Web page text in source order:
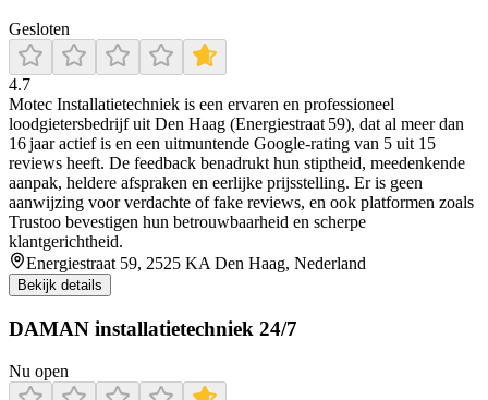
Gesloten
4.7
Motec Installatietechniek is een ervaren en professioneel
loodgietersbedrijf uit Den Haag (Energiestraat 59), dat al meer dan
16 jaar actief is en een uitmuntende Google-rating van 5 uit 15
reviews heeft. De feedback benadrukt hun stiptheid, meedenkende
aanpak, heldere afspraken en eerlijke prijsstelling. Er is geen
aanwijzing voor verdachte of fake reviews, en ook platformen zoals
Trustoo bevestigen hun betrouwbaarheid en scherpe
klantgerichtheid.
Energiestraat 59, 2525 KA Den Haag, Nederland
Bekijk details
DAMAN installatietechniek 24/7
Nu open